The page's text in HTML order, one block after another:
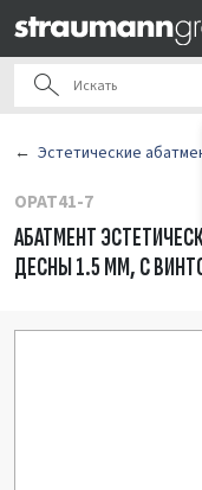
Эстетические
OPAT41-7
АБАТМЕНТ
ДЕСНЫ 1.5 ММ, С